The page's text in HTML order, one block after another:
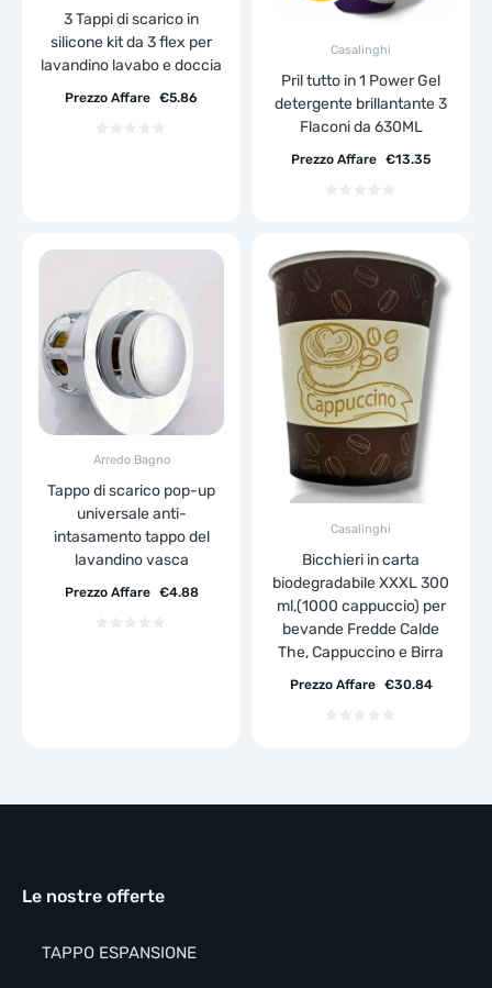
3 Tappi di scarico in
silicone kit da 3 flex per
lavandino lavabo e doccia
€5.86
Prezzo Affare
Casalinghi
Pril tutto in 1 Power Gel
detergente brillantante 3
Flaconi da 630ML
€13.35
Prezzo Affare
Arredo Bagno
Tappo di scarico pop-up
universale anti-
intasamento tappo del
lavandino vasca
€4.88
Prezzo Affare
Casalinghi
Bicchieri in carta
biodegradabile XXXL 300
ml,(1000 cappuccio) per
bevande Fredde Calde
The, Cappuccino e Birra
€30.84
Prezzo Affare
Le nostre offerte
TAPPO ESPANSIONE